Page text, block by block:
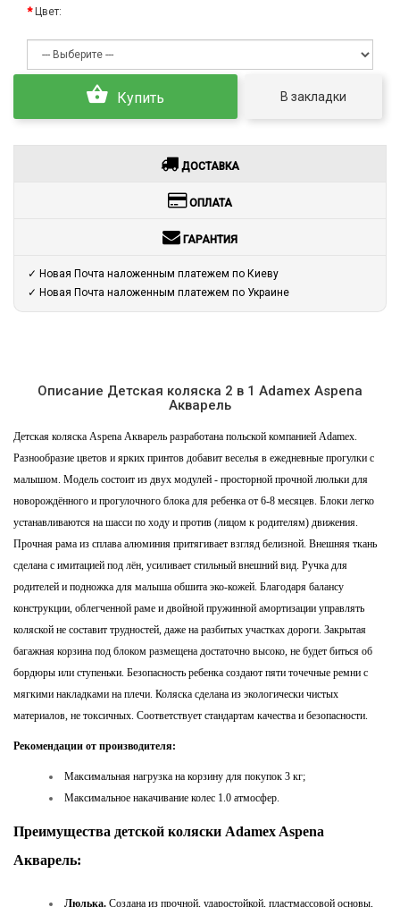
Цвет:
Купить В закладки
ДОСТАВКА
ОПЛАТА
ГАРАНТИЯ
✓ Новая Почта наложенным платежем по Киеву
✓ Новая Почта наложенным платежем по Украине
Описание Детская коляска 2 в 1 Adamex Aspena
Акварель
Детская коляска Aspena Акварель разработана польской компанией Adamex.
Разнообразие цветов и ярких принтов добавит веселья в ежедневные прогулки с
малышом. Модель состоит из двух модулей - просторной прочной люльки для
новорождённого и прогулочного блока для ребенка от 6-8 месяцев. Блоки легко
устанавливаются на шасси по ходу и против (лицом к родителям) движения.
Прочная рама из сплава алюминия притягивает взгляд белизной. Внешняя ткань
сделана с имитацией под лён, усиливает стильный внешний вид. Ручка для
родителей и подножка для малыша обшита эко-кожей. Благодаря балансу
конструкции, облегченной раме и двойной пружинной амортизации управлять
коляской не составит трудностей, даже на разбитых участках дороги. Закрытая
багажная корзина под блоком размещена достаточно высоко, не будет биться об
бордюры или ступеньки. Безопасность ребенка создают пяти точечные ремни с
мягкими накладками на плечи. Коляска сделана из экологически чистых
материалов, не токсичных. Соответствует стандартам качества и безопасности.
Рекомендации от производителя:
Максимальная нагрузка на корзину для покупок 3 кг;
Максимальное накачивание колес 1.0 атмосфер.
Преимущества детской коляски Adamex Aspena
Акварель:
Люлька. Создана из прочной, ударостойкой, пластмассовой основы,